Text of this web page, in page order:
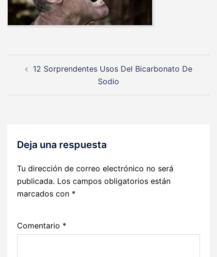
12 Sorprendentes Usos Del Bicarbonato De
Sodio
Deja una respuesta
Tu dirección de correo electrónico no será
publicada. Los campos obligatorios están
marcados con *
Comentario *